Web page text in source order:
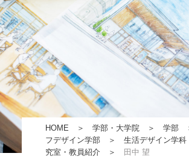
HOME ＞ 学部・大学院＞ 学部
フデザイン学部＞ 生活デザイン学科
究室・教員紹介＞ 田中 望